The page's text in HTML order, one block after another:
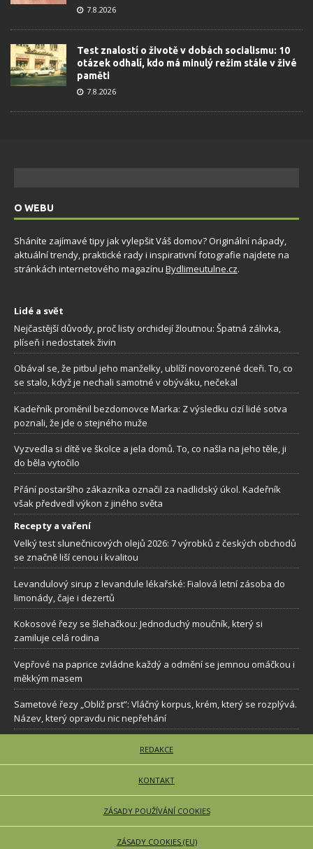
7.8.2026
Test znalostí o životě v dobách socialismu: 10
otázek odhalí, kdo má minulý režim stále v živé
paměti
7.8.2026
O WEBU
Sháníte zajímavé tipy jak vylepšit Váš domov? Originální nápady,
aktuální trendy, praktické rady i inspirativní fotografie najdete na
stránkách internetového magazínu Bydlimeutulne.cz.
Lidé a svět
Nejčastější důvody, proč listy orchidejí žloutnou: Špatná zálivka,
plíseň i nedostatek živin
Obával se, že pitbul jeho manželky, ublíží novorozené dceři. To, co
se stalo, když je nechali samotné v obýváku, nečekal
Kadeřník proměnil bezdomovce Marka: Z výsledku cizí lidé sotva
poznali, že jde o stejného muže
Vyzvedla si dítě ve školce a jela domů. To, co našla na jeho těle, ji
do běla vytočilo
Přání postaršího zákazníka označil za nadlidský úkol. Kadeřník
však předvedl výkon z jiného světa
Recepty a vaření
Velký test slunečnicových olejů 2026: 7 výrobků z českých obchodů
se značně liší cenou i kvalitou
Levandulový sirup z levandule lékařské: Fialová letní zásoba do
limonády, čaje i dezertů
Kokosové řezy se šlehačkou: Jednoduchý moučník, který si
zamiluje celá rodina
Vepřové na paprice zvládne každý a odmění se jemnou omáčkou i
měkkým masem
Sametové řezy „Obliž prst”: Vláčný korpus, krém, který se rozplývá.
Název, který opravdu nic nepřehání
REDAKCE
KONTAKT
ZÁSADY POUŽÍVÁNÍ COOKIES
ZÁSADY COOKIES (EU)